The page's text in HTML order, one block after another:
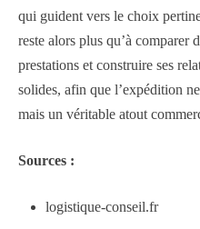
qui guident vers le choix
reste alors plus qu’à comparer
prestations et construire ses
solides, afin que l’expédition
mais un véritable atout
Sources :
logistique-conseil.fr